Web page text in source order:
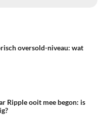
oversold-niveau: wat
Ripple ooit mee begon: is